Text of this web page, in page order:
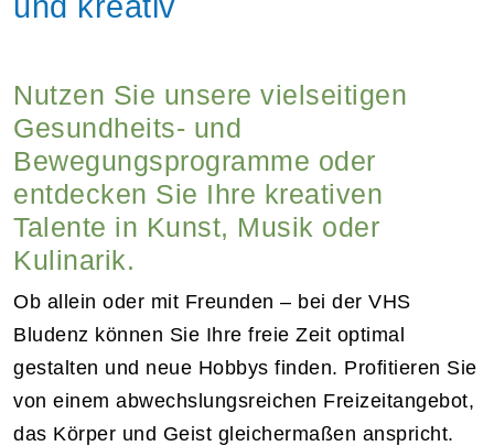
Nutzen Sie unsere vielseitigen
Gesundheits- und
Bewegungsprogramme oder
entdecken Sie Ihre kreativen
Talente in Kunst, Musik oder
Kulinarik.
Ob allein oder mit Freunden – bei der VHS
Bludenz können Sie Ihre freie Zeit optimal
gestalten und neue Hobbys finden. Profitieren Sie
von einem abwechslungsreichen Freizeitangebot,
das Körper und Geist gleichermaßen anspricht.